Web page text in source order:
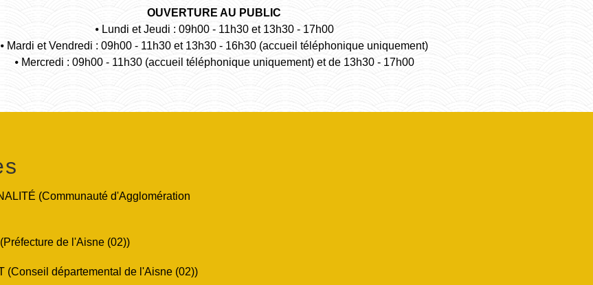
OUVERTURE AU PUBLIC
⦁ Lundi et Jeudi : 09h00 - 11h30 et 13h30 - 17h00
⦁ Mardi et Vendredi : 09h00 - 11h30 et 13h30 - 16h30 (accueil téléphonique uniquement)
⦁ Mercredi : 09h00 - 11h30 (accueil téléphonique uniquement) et de 13h30 - 17h00
(Communauté d'Agglomération
de l'Aisne (02))
(Conseil départemental de l'Aisne (02))